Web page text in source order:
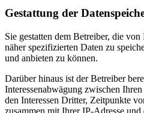
Gestattung der
Sie gestatten dem Betreiber, die
näher spezifizierten Daten zu
und anbieten zu können.
Darüber hinaus ist der Betreiber
Interessenabwägung zwischen
den Interessen Dritter, Zeitpunkte